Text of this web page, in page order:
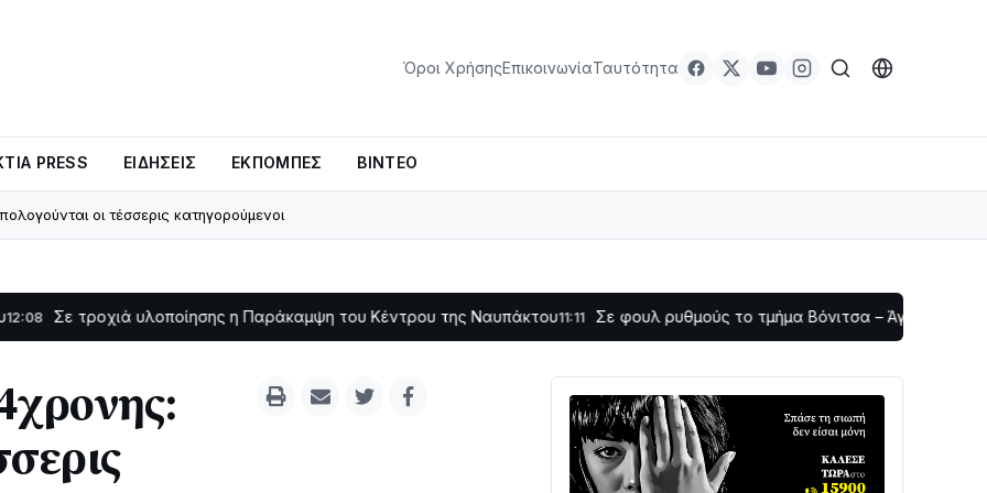
Όροι ΧρήσηςΕπικοινωνίαΤαυτότητα
PRESS ΕΙΔΉΣΕΙΣ ΕΚΠΟΜΠΈΣ ΒΊΝΤΕΟ
οι τέσσερις κατηγορούμενοι
υλοποίησης η Παράκαμψη του Κέντρου της Ναυπάκτου11:11 Σε φουλ ρυθμούς το τμήμα Βόνιτσα – Άγιος Νικόλαος |